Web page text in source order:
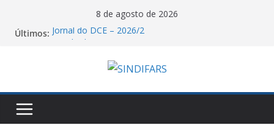
8 de agosto de 2026
Últimos: Jornal do DCE – 2026/2
nacional de mobilização pelo fim da escala 6X1!
de Farmácia Pela Reconstrução da ENEFAR!